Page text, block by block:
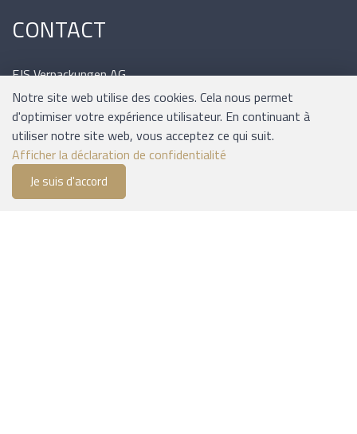
Liste de suivi
CONTACT
EJS Verpackungen AG
Lyssstrasse 37
3054 Schüpfen
Tél.: 031 / 879 09 02
Mail: office@ejs.ch
Notre site web utilise des cookies. Cela nous permet
d'optimiser votre expérience utilisateur. En continuant à
utiliser notre site web, vous acceptez ce qui suit.
Afficher la déclaration de confidentialité
Je suis d'accord